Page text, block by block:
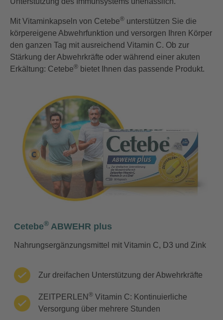
Mit Vitaminkapseln von Cetebe® unterstützen Sie die
körpereigene Abwehrfunktion und versorgen Ihren Körper
den ganzen Tag mit ausreichend Vitamin C. Ob zur
Stärkung der Abwehrkräfte oder während einer akuten
Erkältung: Cetebe® bietet Ihnen das passende Produkt.
Cetebe® ABWEHR plus
Nahrungsergänzungsmittel mit Vitamin C, D3 und Zink
Zur dreifachen Unterstützung der Abwehrkräfte
ZEITPERLEN ®Vitamin C: Kontinuierliche
Versorgung über mehrere Stunden